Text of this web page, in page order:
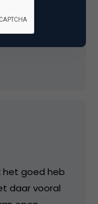
de tip!
het goed heb
daar vooral